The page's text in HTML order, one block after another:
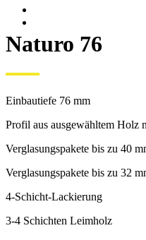
Naturo 76
Einbautiefe 76 mm
Profil aus ausgewähltem Holz
Verglasungspakete bis zu 40
Verglasungspakete bis zu 32
4-Schicht-Lackierung
3-4 Schichten Leimholz